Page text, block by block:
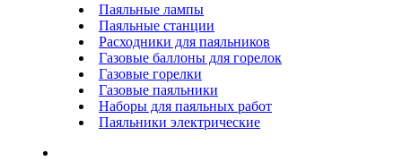
Паяльные лампы
Паяльные станции
Расходники для паяльников
Газовые баллоны для горелок
Газовые горелки
Газовые паяльники
Наборы для паяльных работ
Паяльники электрические